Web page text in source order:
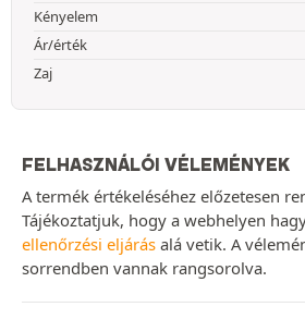
Kényelem
Ár/érték
Zaj
FELHASZNÁLÓI VÉLEMÉNYEK
A termék értékeléséhez előzetesen
Tájékoztatjuk, hogy a webhelyen
ellenőrzési eljárás alá vetik. A
sorrendben vannak rangsorolva.